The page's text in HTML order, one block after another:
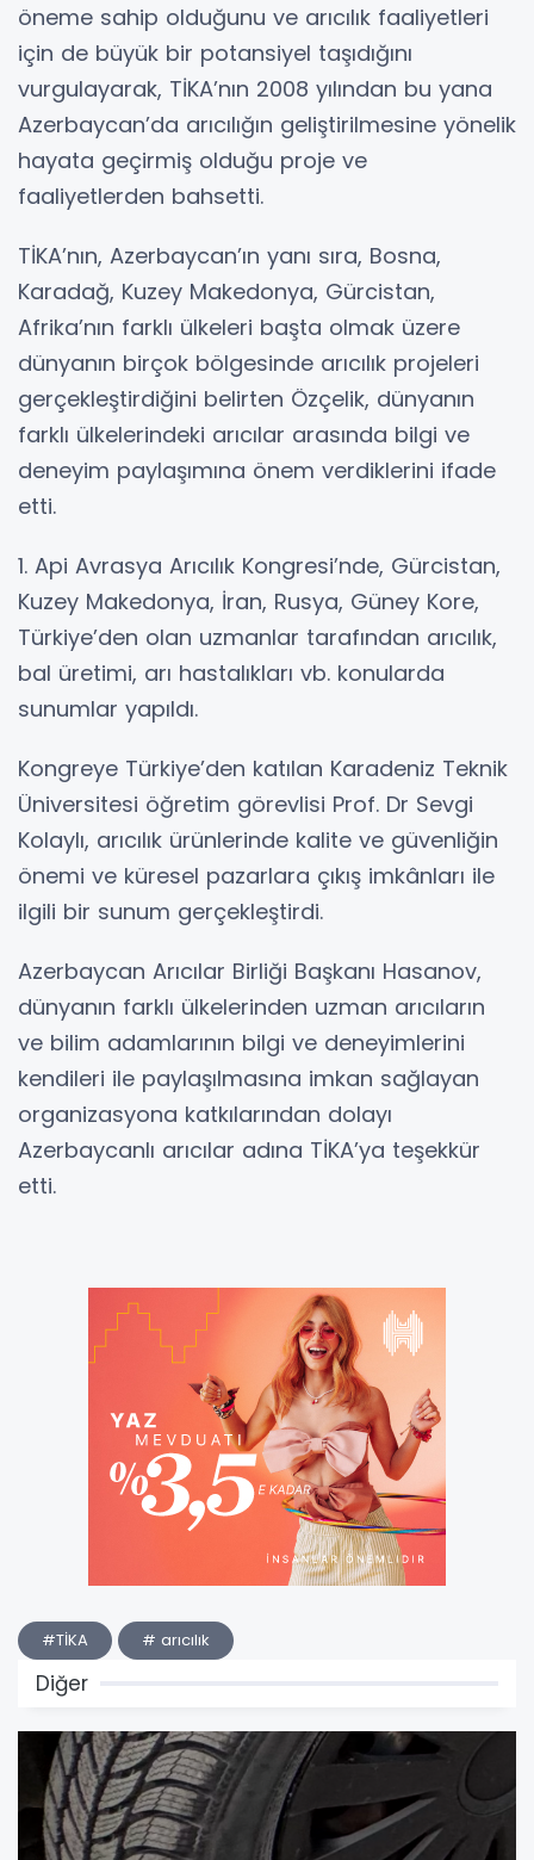
öneme sahip olduğunu ve arıcılık faaliyetleri
için de büyük bir potansiyel taşıdığını
vurgulayarak, TİKA’nın 2008 yılından bu yana
Azerbaycan’da arıcılığın geliştirilmesine yönelik
hayata geçirmiş olduğu proje ve
faaliyetlerden bahsetti.
TİKA’nın, Azerbaycan’ın yanı sıra, Bosna,
Karadağ, Kuzey Makedonya, Gürcistan,
Afrika’nın farklı ülkeleri başta olmak üzere
dünyanın birçok bölgesinde arıcılık projeleri
gerçekleştirdiğini belirten Özçelik, dünyanın
farklı ülkelerindeki arıcılar arasında bilgi ve
deneyim paylaşımına önem verdiklerini ifade
etti.
1. Api Avrasya Arıcılık Kongresi’nde, Gürcistan,
Kuzey Makedonya, İran, Rusya, Güney Kore,
Türkiye’den olan uzmanlar tarafından arıcılık,
bal üretimi, arı hastalıkları vb. konularda
sunumlar yapıldı.
Kongreye Türkiye’den katılan Karadeniz Teknik
Üniversitesi öğretim görevlisi Prof. Dr Sevgi
Kolaylı, arıcılık ürünlerinde kalite ve güvenliğin
önemi ve küresel pazarlara çıkış imkânları ile
ilgili bir sunum gerçekleştirdi.
Azerbaycan Arıcılar Birliği Başkanı Hasanov,
dünyanın farklı ülkelerinden uzman arıcıların
ve bilim adamlarının bilgi ve deneyimlerini
kendileri ile paylaşılmasına imkan sağlayan
organizasyona katkılarından dolayı
Azerbaycanlı arıcılar adına TİKA’ya teşekkür
etti.
#TİKA # arıcılık
Diğer